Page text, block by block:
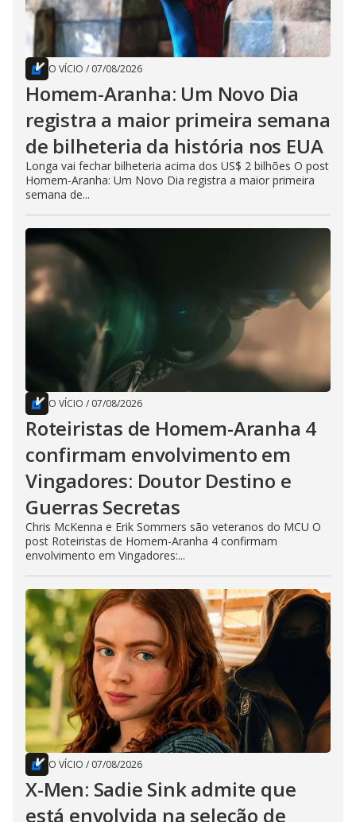
O VÍCIO / 07/08/2026
Homem-Aranha: Um Novo Dia
registra a maior primeira semana
de bilheteria da história nos EUA
Longa vai fechar bilheteria acima dos US$ 2 bilhões O post
Homem-Aranha: Um Novo Dia registra a maior primeira
semana de...
O VÍCIO / 07/08/2026
Roteiristas de Homem-Aranha 4
confirmam envolvimento em
Vingadores: Doutor Destino e
Guerras Secretas
Chris McKenna e Erik Sommers são veteranos do MCU O
post Roteiristas de Homem-Aranha 4 confirmam
envolvimento em Vingadores:...
O VÍCIO / 07/08/2026
X-Men: Sadie Sink admite que
está envolvida na seleção de